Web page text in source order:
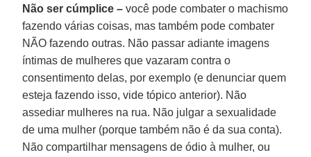
Não ser cúmplice – você pode combater o machismo
fazendo várias coisas, mas também pode combater
NÃO fazendo outras. Não passar adiante imagens
íntimas de mulheres que vazaram contra o
consentimento delas, por exemplo (e denunciar quem
esteja fazendo isso, vide tópico anterior). Não
assediar mulheres na rua. Não julgar a sexualidade
de uma mulher (porque também não é da sua conta).
Não compartilhar mensagens de ódio à mulher, ou